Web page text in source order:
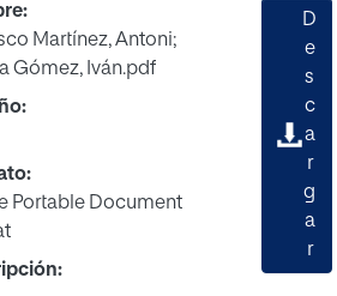
Martínez, Antoni;
Gómez, Iván.pdf
Portable Document
D
e
s
c
a
r
g
a
r